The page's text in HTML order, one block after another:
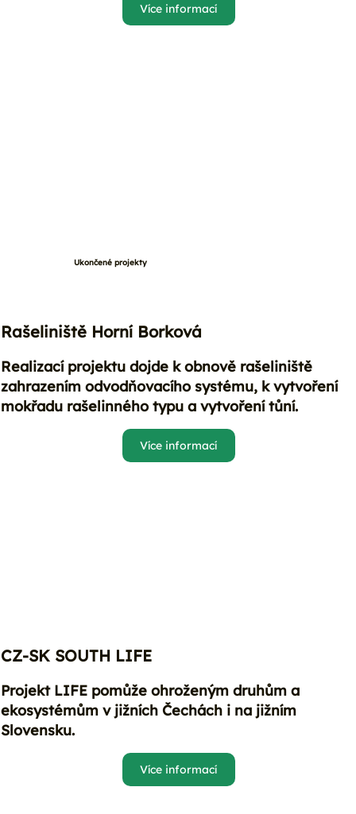
Více informací
Ukončené projekty
Rašeliniště Horní Borková
Realizací projektu dojde k obnově rašeliniště
zahrazením odvodňovacího systému, k vytvoření
mokřadu rašelinného typu a vytvoření tůní.
Více informací
CZ-SK SOUTH LIFE
Projekt LIFE pomůže ohroženým druhům a
ekosystémům v jižních Čechách i na jižním
Slovensku.
Více informací